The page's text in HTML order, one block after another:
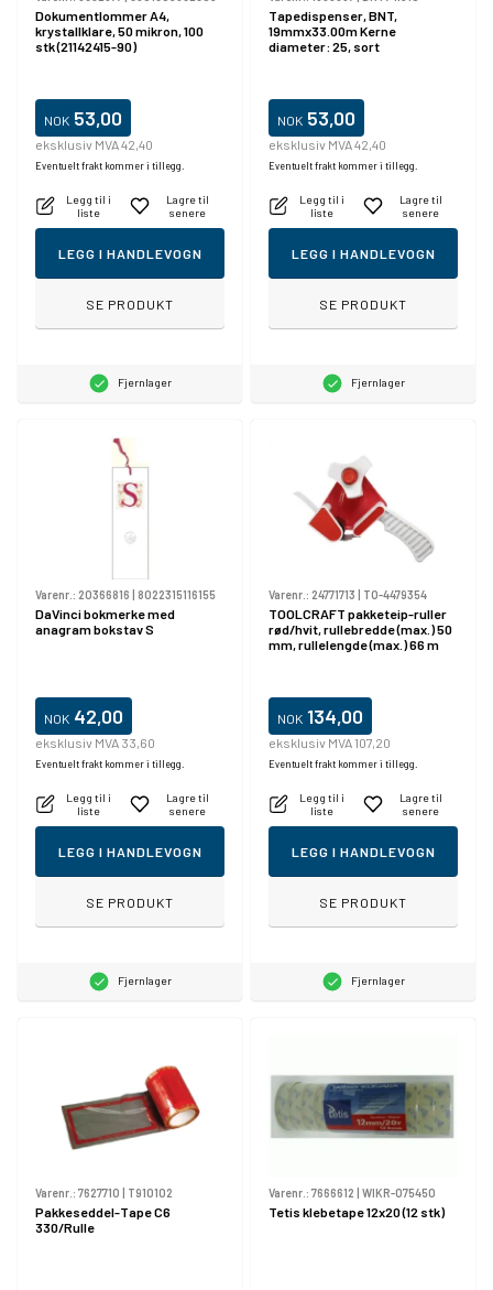
Dokumentlommer A4,
krystallklare, 50 mikron, 100
stk (21142415-90)
NOK 53,00
eksklusiv MVA 42,40
Eventuelt frakt kommer i tillegg.
Legg til i
liste
Lagre til
senere
LEGG I HANDLEVOGN
SE PRODUKT
Fjernlager
Tapedispenser, BNT,
19mmx33.00m Kerne
diameter: 25, sort
NOK 53,00
eksklusiv MVA 42,40
Eventuelt frakt kommer i tillegg.
Legg til i
liste
Lagre til
senere
LEGG I HANDLEVOGN
SE PRODUKT
Fjernlager
Varenr.: 20366816 8022315116155
DaVinci bokmerke med
anagram bokstav S
NOK 42,00
eksklusiv MVA 33,60
Eventuelt frakt kommer i tillegg.
Legg til i
liste
Lagre til
senere
LEGG I HANDLEVOGN
SE PRODUKT
Fjernlager
Varenr.: 24771713 TO-4479354
TOOLCRAFT pakketeip-ruller
rød/hvit, rullebredde (max.) 50
mm, rullelengde (max.) 66 m
NOK 134,00
eksklusiv MVA 107,20
Eventuelt frakt kommer i tillegg.
Legg til i
liste
Lagre til
senere
LEGG I HANDLEVOGN
SE PRODUKT
Fjernlager
Varenr.: 7627710 | T910102
Pakkeseddel-Tape C6
330/Rulle
Varenr.: 7666612 | WIKR-075450
Tetis klebetape 12x20 (12 stk)